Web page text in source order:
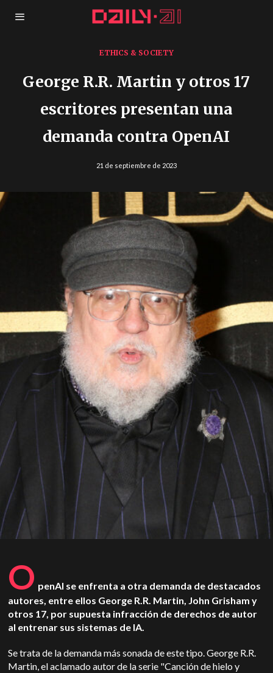
ETHICS & SOCIETY
George R.R. Martin y otros 17
escritores presentan una
demanda contra OpenAI
21 de septiembre de 2023
O penAI se enfrenta a otra demanda de destacados
autores, entre ellos George R.R. Martin, John Grisham y
otros 17, por supuesta infracción de derechos de autor
al entrenar sus sistemas de IA.
Se trata de la demanda más sonada de este tipo. George R.R.
Martin, el aclamado autor de la serie "Canción de hielo y